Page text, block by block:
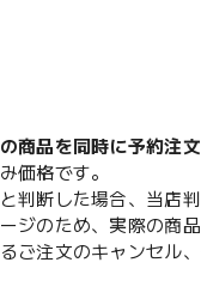
商品を同時に予約注
価格です。
判断した場合、当店
ジのため、実際の商
ご注文のキャンセル